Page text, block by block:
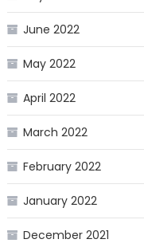
June 2022
May 2022
April 2022
March 2022
February 2022
January 2022
December 2021